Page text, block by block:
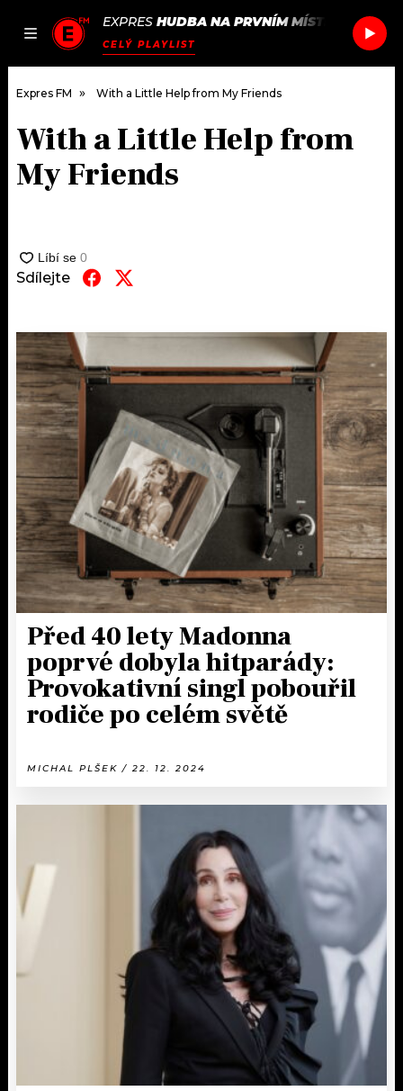
JAK
SEZNAM.CZ
EXPRES HUDBA NA PRVNÍM MÍSTĚ NIA
CELÝ PLAYLIST
DOMŮ
HUDBA
#NEBUDUDOMA
KALENDÁŘ
KVÍZY
VIP
TRENDY
KULTURA
MIX
OSTATNÍ
JAK NALADIT
RÁDIO
APLIKACE
PROGRAM
PLAYLIST
JAK NALADIT
SOUTĚŽE
Expres FM With a Little Help from My Friends
With a Little Help from
My Friends
Sdílejte
Před 40 lety Madonna
poprvé dobyla hitparády:
Provokativní singl pobouřil
rodiče po celém světě
MICHAL PLŠEK / 22. 12. 2024